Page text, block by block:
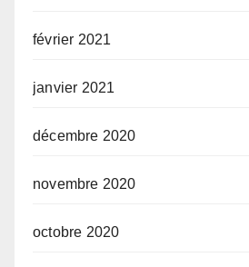
février 2021
janvier 2021
décembre 2020
novembre 2020
octobre 2020